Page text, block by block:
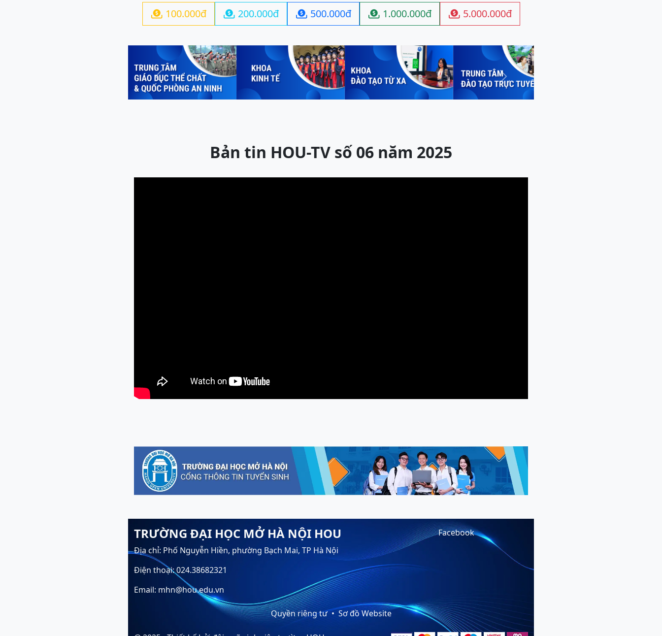
 100.000đ  200.000đ  500.000đ  1.000.000đ  5.000.000đ
Previous Next
Bản tin HOU-TV số 06 năm 2025
TRƯỜNG ĐẠI HỌC MỞ HÀ NỘI HOU
Địa chỉ: Phố Nguyễn Hiền, phường Bạch Mai, TP Hà Nội
Điện thoại: 024.38682321
Email: mhn@hou.edu.vn
Facebook
Quyền riêng tư Sơ đồ Website